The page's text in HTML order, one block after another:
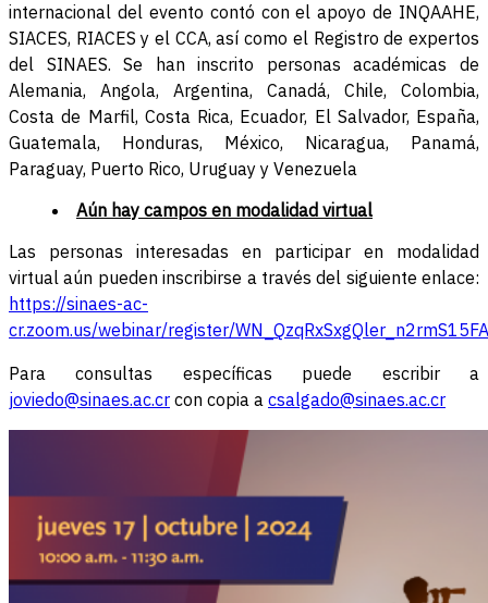
internacional del evento contó con el apoyo de INQAAHE,
SIACES, RIACES y el CCA, así como el Registro de expertos
del SINAES. Se han inscrito personas académicas de
Alemania, Angola, Argentina, Canadá, Chile, Colombia,
Costa de Marfil, Costa Rica, Ecuador, El Salvador, España,
Guatemala, Honduras, México, Nicaragua, Panamá,
Paraguay, Puerto Rico, Uruguay y Venezuela
Aún hay campos en modalidad virtual
Las personas interesadas en participar en modalidad
virtual aún pueden inscribirse a través del siguiente enlace:
https://sinaes-ac-
cr.zoom.us/webinar/register/
Para consultas específicas puede escribir a
joviedo@sinaes.ac.cr con copia a csalgado@sinaes.ac.cr